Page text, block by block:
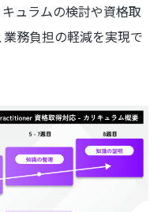
ュラムの検討や資格取
務負担の軽減を実現で